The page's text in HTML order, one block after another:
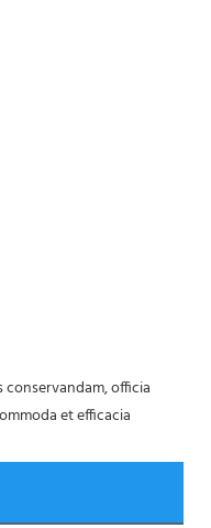
et efficacia